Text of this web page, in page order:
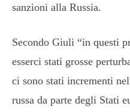
sanzioni alla Russia.
Secondo Giuli “in questi
esserci stati grosse
ci sono stati incrementi
russa da parte degli Stati